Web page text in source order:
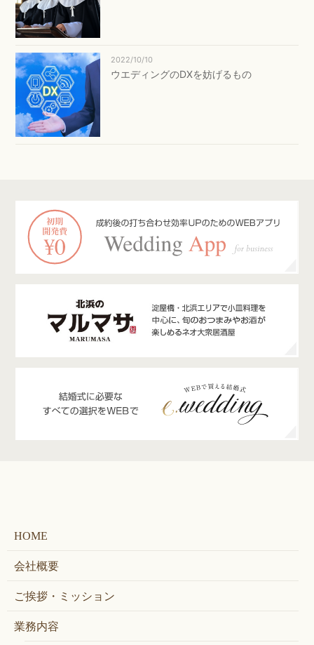
2022/10/10
ウエディングのDXを妨げるもの
HOME
会社概要
ご挨拶・ミッション
業務内容